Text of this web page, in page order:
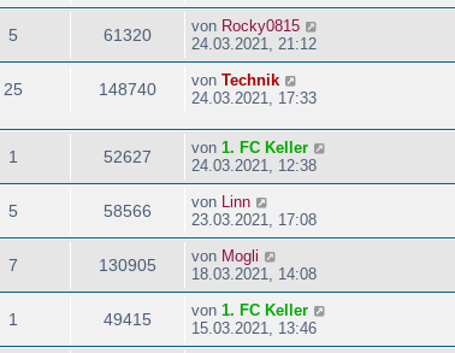
5 61320 von Rocky0815
24.03.2021, 21:12
25 148740 von Technik
24.03.2021, 17:33
1 52627 von 1. FC Keller
24.03.2021, 12:38
5 58566 von Linn
23.03.2021, 17:08
7 130905 von Mogli
18.03.2021, 14:08
1 49415 von 1. FC Keller
15.03.2021, 13:46